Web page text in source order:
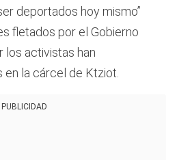
deportados hoy mismo”
fletados por el Gobierno
los activistas han
la cárcel de Ktziot.
PUBLICIDAD